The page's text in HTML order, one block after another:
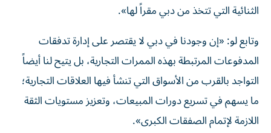
الثنائية التي تتخذ من دبي مقراً لها».
وتابع لو: «إن وجودنا في دبي لا يقتصر على إدارة تدفقات
المدفوعات المرتبطة بهذه الممرات التجارية، بل يتيح لنا أيضاً
التواجد بالقرب من الأسواق التي تنشأ فيها العلاقات التجارية؛
ما يسهم في تسريع دورات المبيعات، وتعزيز مستويات الثقة
اللازمة لإتمام الصفقات الكبرى».